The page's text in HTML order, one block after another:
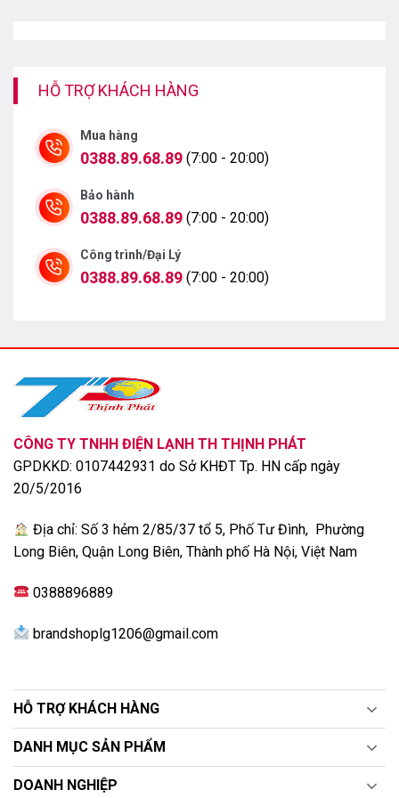
khắp căn phòng, hạn chế tình trạng thổi gió gây buốt
lạnh ảnh hưởng tới sức khỏe của người sử dụng.
Dàn lạnh được thiết kế cửa gió Kép DUAL Vane với
và nhanh chóng hơn.
HỖ TRỢ KHÁCH HÀNG
Mua hàng
0388.89.68.89 (7:00 - 20:00)
Bảo hành
0388.89.68.89 (7:00 - 20:00)
Công trình/Đại Lý
0388.89.68.89 (7:00 - 20:00)
CÔNG TY TNHH ĐIỆN LẠNH TH THỊNH PHÁT
GPDKKD: 0107442931 do Sở KHĐT Tp. HN cấp ngày
20/5/2016
Địa chỉ: Số 3 hẻm 2/85/37 tổ 5, Phố Tư Đình, Phường
Long Biên, Quận Long Biên, Thành phố Hà Nội, Việt Nam
0388896889
brandshoplg1206@gmail.com
HỖ TRỢ KHÁCH HÀNG
DANH MỤC SẢN PHẨM
DOANH NGHIỆP